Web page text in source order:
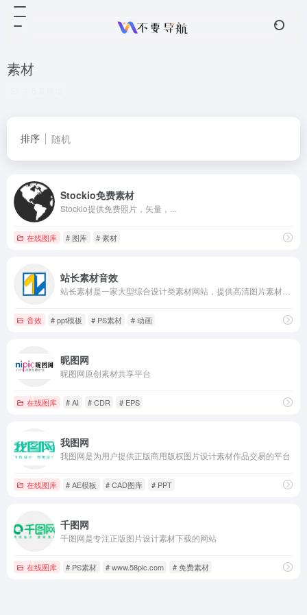
素材
排序 随机
Stockio免费素材
Stockio提供免费照片，矢量，...
在线图库 # 图库 # 素材
站长素材音效
音效 # ppt模板 # PS素材 # 动画
昵图网
昵图网原创素材共享平台
在线图库 # AI # CDR # EPS
我图网
我图网是为用户提供正版商用版权图片设计素材作品交易的平台
在线图库 # AE模板 # CAD图库 # PPT
千图网
千图网是专注正版图片设计素材下载的网站
在线图库 # PS素材 # www.58pic.com # 免费素材